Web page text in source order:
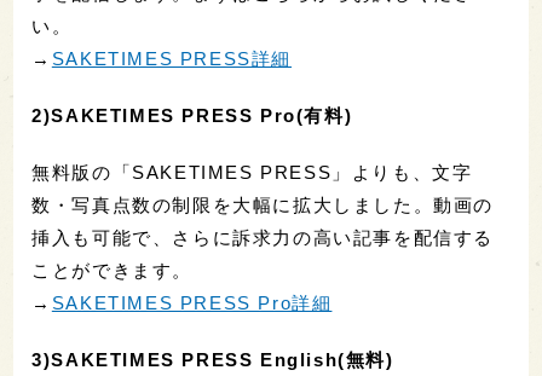
い。
→ SAKETIMES PRESS詳細
2)SAKETIMES PRESS Pro(有料)
無料版の「SAKETIMES PRESS」よりも、文字
数・写真点数の制限を大幅に拡大しました。動画の
挿入も可能で、さらに訴求力の高い記事を配信する
ことができます。
→ SAKETIMES PRESS Pro詳細
3)SAKETIMES PRESS English(無料)